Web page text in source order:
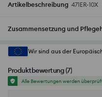
Artikelbeschreibung 471ER-10X
Zusammensetzung und
Wir sind aus der
Produktbewertung(7)
Alle Bewertungen werden